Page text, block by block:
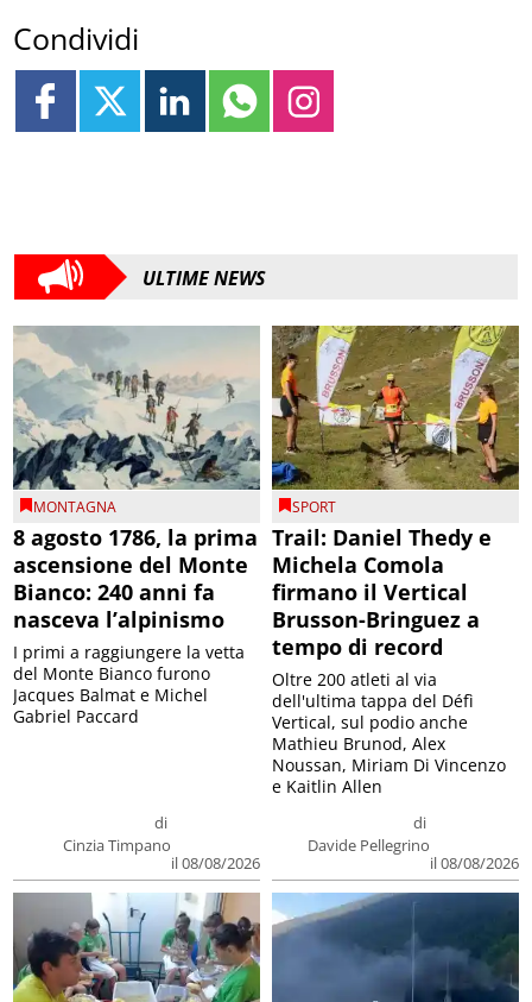
Condividi
ULTIME NEWS
MONTAGNA
8 agosto 1786, la prima
ascensione del Monte
Bianco: 240 anni fa
nasceva l’alpinismo
di
Cinzia Timpano
il 08/08/2026
I primi a raggiungere la vetta
del Monte Bianco furono
Jacques Balmat e Michel
Gabriel Paccard
SPORT
Trail: Daniel Thedy e
Michela Comola
firmano il Vertical
Brusson-Bringuez a
tempo di record
di
Davide Pellegrino
il 08/08/2026
Oltre 200 atleti al via
dell'ultima tappa del Défì
Vertical, sul podio anche
Mathieu Brunod, Alex
Noussan, Miriam Di Vincenzo
e Kaitlin Allen